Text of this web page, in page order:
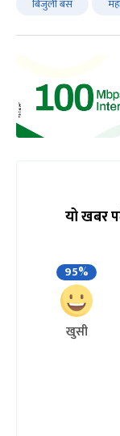
बिजुली बस
यो खबर
95%
खुसी